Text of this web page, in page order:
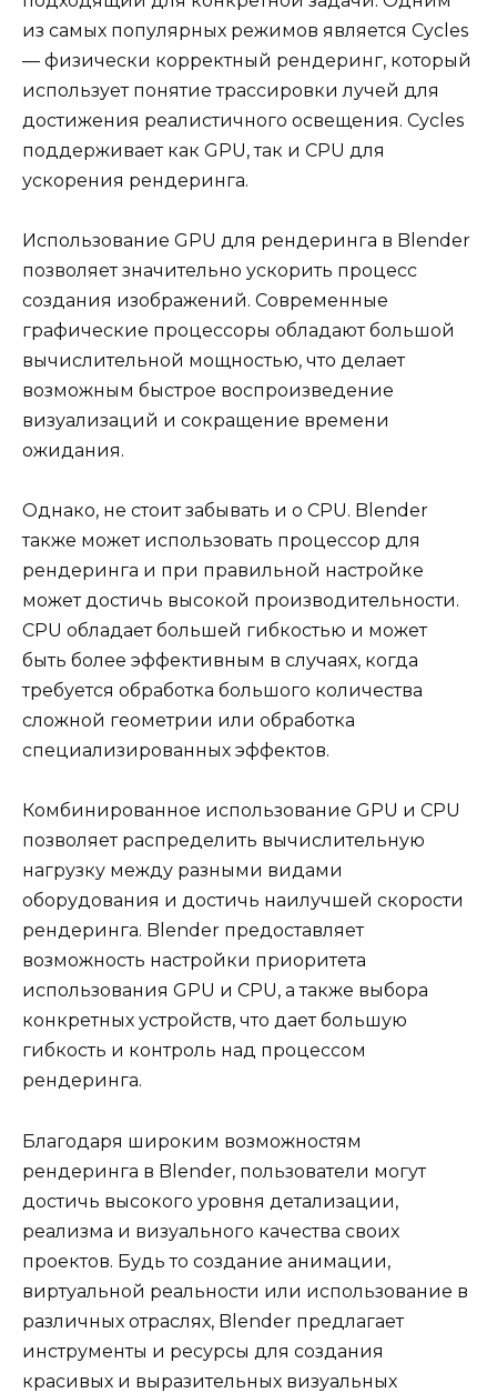
из самых популярных режимов является Cycles
— физически корректный рендеринг, который
использует понятие трассировки лучей для
достижения реалистичного освещения. Cycles
поддерживает как GPU, так и CPU для
ускорения рендеринга.
Использование GPU для рендеринга в Blender
позволяет значительно ускорить процесс
создания изображений. Современные
графические процессоры обладают большой
вычислительной мощностью, что делает
возможным быстрое воспроизведение
визуализаций и сокращение времени
ожидания.
Однако, не стоит забывать и о CPU. Blender
также может использовать процессор для
рендеринга и при правильной настройке
может достичь высокой производительности.
CPU обладает большей гибкостью и может
быть более эффективным в случаях, когда
требуется обработка большого количества
сложной геометрии или обработка
специализированных эффектов.
Комбинированное использование GPU и CPU
позволяет распределить вычислительную
нагрузку между разными видами
оборудования и достичь наилучшей скорости
рендеринга. Blender предоставляет
возможность настройки приоритета
использования GPU и CPU, а также выбора
конкретных устройств, что дает большую
гибкость и контроль над процессом
рендеринга.
Благодаря широким возможностям
рендеринга в Blender, пользователи могут
достичь высокого уровня детализации,
реализма и визуального качества своих
проектов. Будь то создание анимации,
виртуальной реальности или использование в
различных отраслях, Blender предлагает
инструменты и ресурсы для создания
красивых и выразительных визуальных